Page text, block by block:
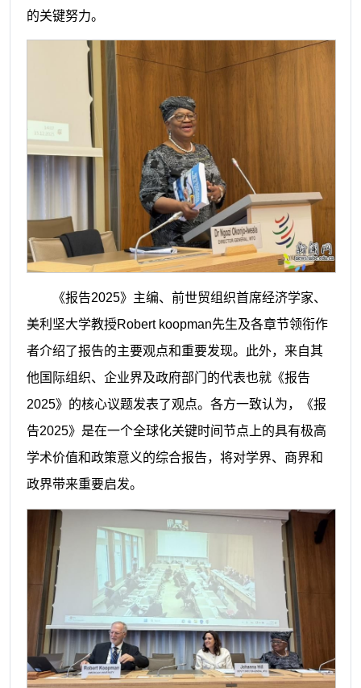
的关键努力。
《报告2025》主编、前世贸组织首席经济学家、
美利坚大学教授Robert koopman先生及各章节领衔作
者介绍了报告的主要观点和重要发现。此外，来自其
他国际组织、企业界及政府部门的代表也就《报告
2025》的核心议题发表了观点。各方一致认为，《报
告2025》是在一个全球化关键时间节点上的具有极高
学术价值和政策意义的综合报告，将对学界、商界和
政界带来重要启发。